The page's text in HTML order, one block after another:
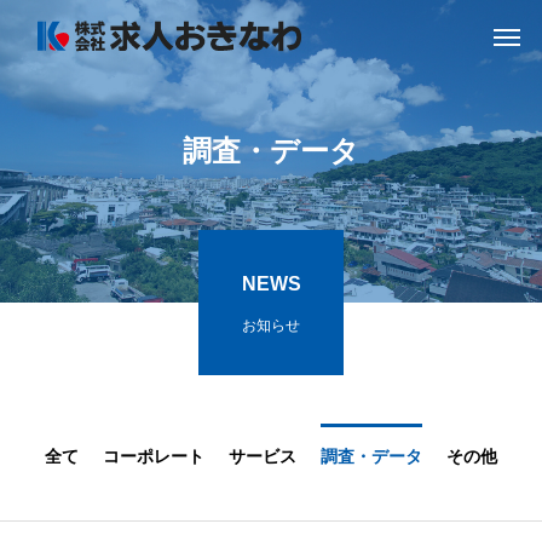
調査・データ
NEWS
お知らせ
全て コーポレート サービス 調査・データ その他